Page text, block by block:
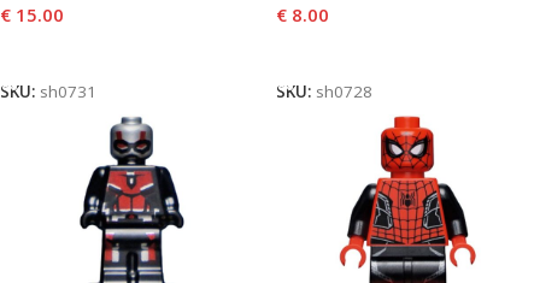
€ 15.00
SKU: sh0731
€ 8.00
SKU: sh0728